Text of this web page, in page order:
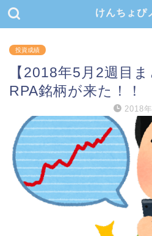
けんちょぴ
投資成績
【2018年5月2週目
RPA銘柄が来た！！
2018